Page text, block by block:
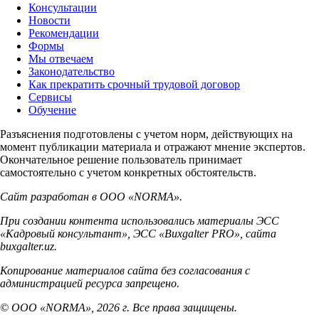
Консультации
Новости
Рекомендации
Формы
Мы отвечаем
Законодательство
Как прекратить срочный трудовой договор
Сервисы
Обучение
Разъяснения подготовлены с учетом норм, действующих на
момент публикации материала и отражают мнение экспертов.
Окончательное решение пользователь принимает
самостоятельно с учетом конкретных обстоятельств.
Сайт разработан в ООО «NORMA».
При создании контента использовались материалы ЭСС
«Кадровый консультант», ЭСС «Buxgalter PRO», сайта
buxgalter.uz.
Копирование материалов сайта без согласования с
администрацией ресурса запрещено.
© ООО «NORMA», 2026 г. Все права защищены.